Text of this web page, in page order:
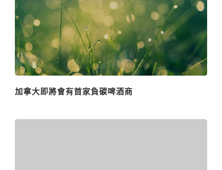
加拿大即將會有首家負碳啤酒商